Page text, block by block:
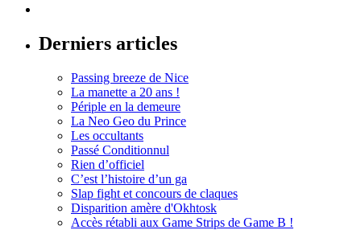
Derniers articles
Passing breeze de Nice
La manette a 20 ans !
Périple en la demeure
La Neo Geo du Prince
Les occultants
Passé Conditionnul
Rien d’officiel
C’est l’histoire d’un ga
Slap fight et concours de claques
Disparition amère d'Okhtosk
Accès rétabli aux Game Strips de Game B !